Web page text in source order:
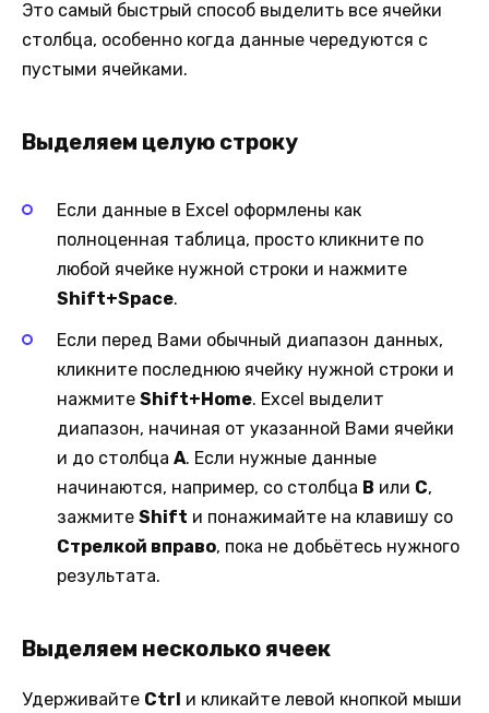
Это самый быстрый способ выделить все ячейки
столбца, особенно когда данные чередуются с
пустыми ячейками.
Выделяем целую строку
Если данные в Excel оформлены как
полноценная таблица, просто кликните по
любой ячейке нужной строки и нажмите
Shift+Space.
Если перед Вами обычный диапазон данных,
кликните последнюю ячейку нужной строки и
нажмите Shift+Home. Excel выделит
диапазон, начиная от указанной Вами ячейки
и до столбца А. Если нужные данные
начинаются, например, со столбца B или C,
зажмите Shift и понажимайте на клавишу со
Стрелкой вправо, пока не добьётесь нужного
результата.
Выделяем несколько ячеек
Удерживайте Ctrl и кликайте левой кнопкой мыши